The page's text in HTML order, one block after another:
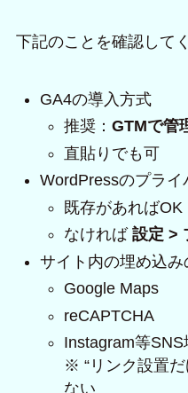
下記のことを確認して
GA4の導入方式
推奨： GTMで管
直貼りでも可
WordPressのプラ
既存があればOK
なければ 設定 >
サイト内の埋め込み
Google Maps
reCAPTCHA
Instagram等SNS
※ “リンク設置だ
ない